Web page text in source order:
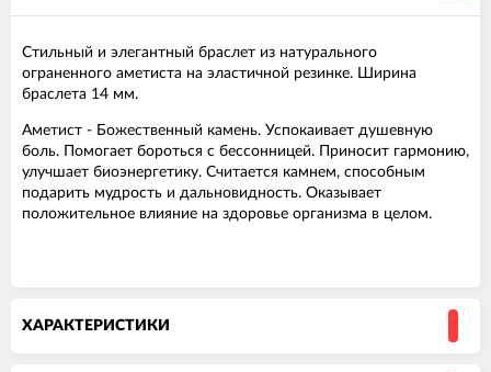
Стильный и элегантный браслет из натурального
ограненного аметиста на эластичной резинке. Ширина
браслета 14 мм.
Аметист - Божественный камень. Успокаивает душевную
боль. Помогает бороться с бессонницей. Приносит гармонию,
улучшает биоэнергетику. Считается камнем, способным
подарить мудрость и дальновидность. Оказывает
положительное влияние на здоровье организма в целом.
ХАРАКТЕРИСТИКИ